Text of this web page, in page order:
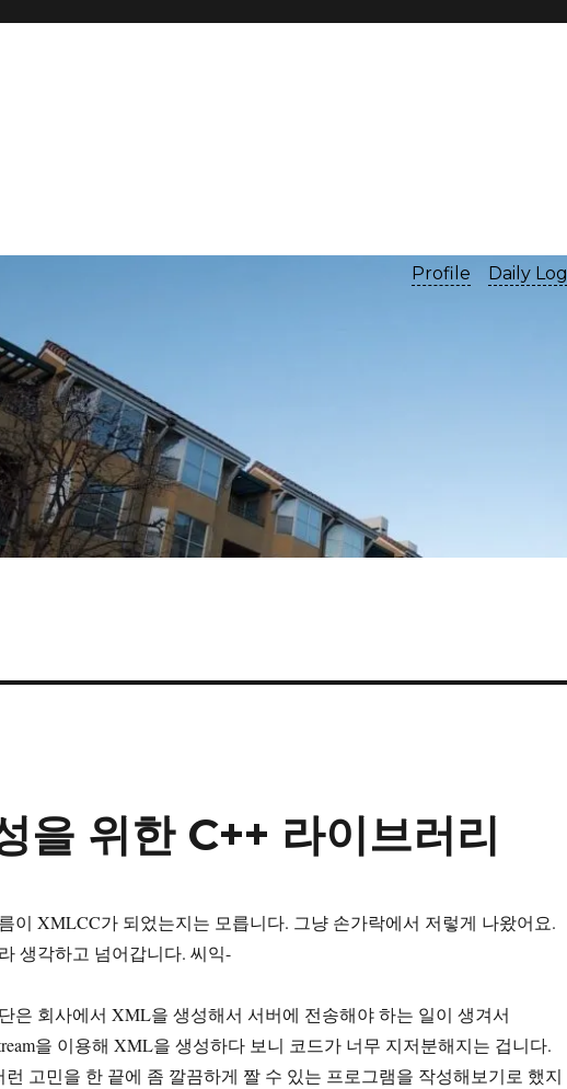
Profile Daily Log
을 위한 C++ 라이브러리
이 XMLCC가 되었는지는 모릅니다. 그냥 손가락에서 저렇게 나왔어요.
생각하고 넘어갑니다. 씨익-
은 회사에서 XML을 생성해서 서버에 전송해야 하는 일이 생겨서
을 이용해 XML을 생성하다 보니 코드가 너무 지저분해지는 겁니다.
런 고민을 한 끝에 좀 깔끔하게 짤 수 있는 프로그램을 작성해보기로 했지